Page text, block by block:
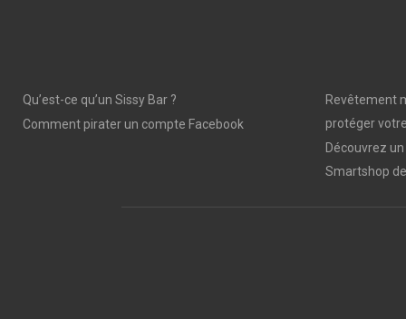
Qu’est-ce qu’un Sissy Bar ?
Comment pirater un compte Facebook
Revêtement
protéger
Découvrez
Smartshop